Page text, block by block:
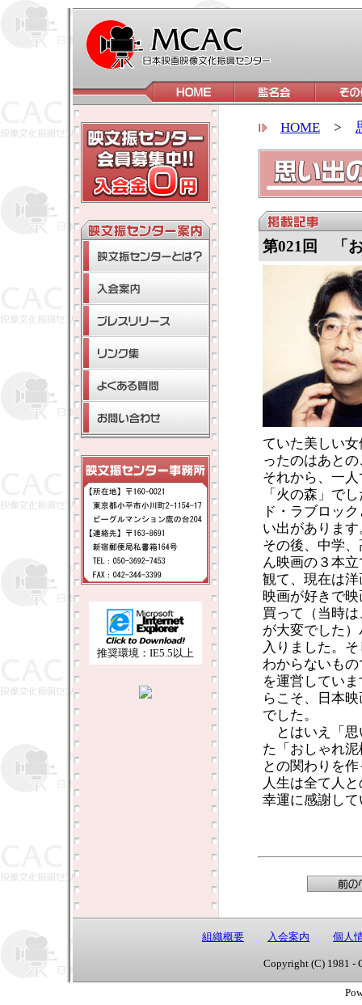
推奨環境：IE5.5以上
HOME >
第021回 「お
ていた美しい
ったのはあと
それから、一
「火の森」で
ド・ラブロッ
い出がありま
その後、中学
ん映画の３本
観て、現在は
映画が好きで
買って（当時
が大変でした
入りました。
わからないも
を運営してい
らこそ、日本
でした。
とはいえ「思
た「おしゃれ
との関わりを
人生は全て人
幸運に感謝し
組織概要 入会案内 個人
Copyright (C) 1981 -